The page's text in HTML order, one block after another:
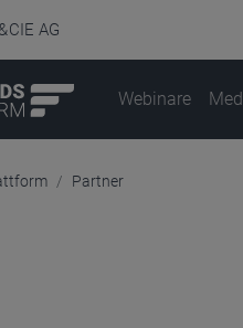
& CIE AG
Webinare
Partner